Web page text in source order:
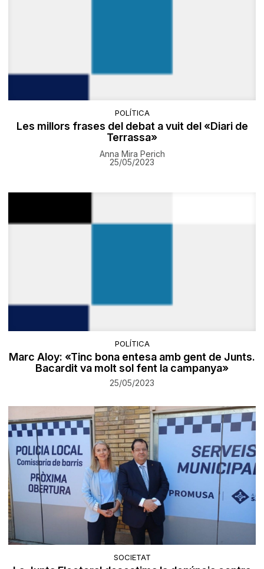
POLÍTICA
Les millors frases del debat a vuit del «Diari de
Terrassa»
Anna Mira Perich
25/05/2023
POLÍTICA
Marc Aloy: «Tinc bona entesa amb gent de Junts.
Bacardit va molt sol fent la campanya»
25/05/2023
SOCIETAT